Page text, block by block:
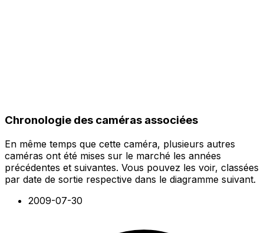
Chronologie des caméras associées
En même temps que cette caméra, plusieurs autres
caméras ont été mises sur le marché les années
précédentes et suivantes. Vous pouvez les voir, classées
par date de sortie respective dans le diagramme suivant.
2009-07-30